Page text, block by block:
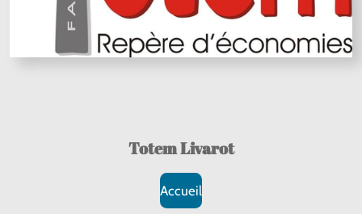
Totem Livarot
Accueil